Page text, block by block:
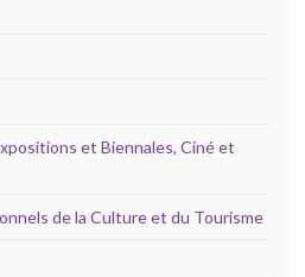
et Biennales, Ciné et
de la Culture et du Tourisme